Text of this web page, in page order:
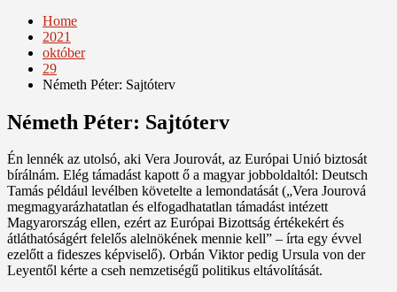
Home
2021
október
29
Németh Péter: Sajtóterv
Németh Péter: Sajtóterv
Én lennék az utolsó, aki Vera Jourovát, az Európai Unió biztosát
bírálnám. Elég támadást kapott ő a magyar jobboldaltól: Deutsch
Tamás például levélben követelte a lemondatását („Vera Jourová
megmagyarázhatatlan és elfogadhatatlan támadást intézett
Magyarország ellen, ezért az Európai Bizottság értékekért és
átláthatóságért felelős alelnökének mennie kell” – írta egy évvel
ezelőtt a fideszes képviselő). Orbán Viktor pedig Ursula von der
Leyentől kérte a cseh nemzetiségű politikus eltávolítását.